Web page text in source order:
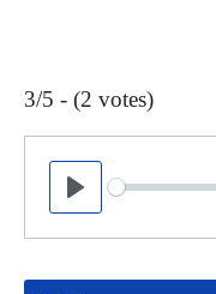
3/5 - (2 votes)
Play
Seek